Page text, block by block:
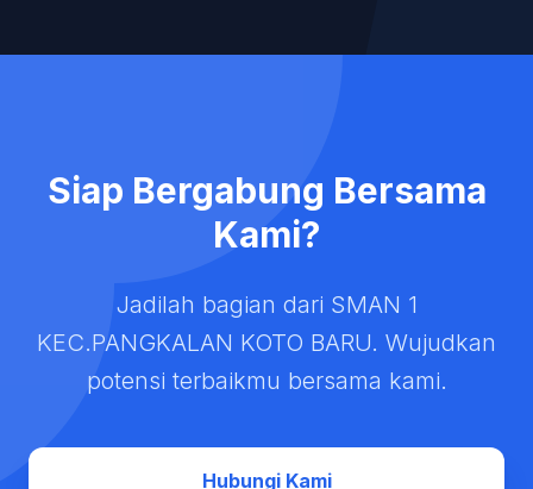
Siap Bergabung Bersama
Kami?
Jadilah bagian dari SMAN 1
KEC.PANGKALAN KOTO BARU. Wujudkan
potensi terbaikmu bersama kami.
Hubungi Kami